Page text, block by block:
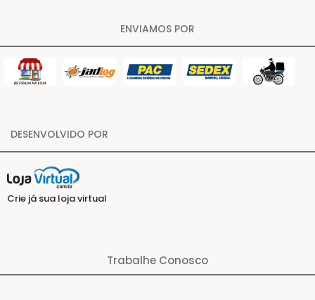
ENVIAMOS POR
DESENVOLVIDO POR
Crie já sua loja virtual
Trabalhe Conosco